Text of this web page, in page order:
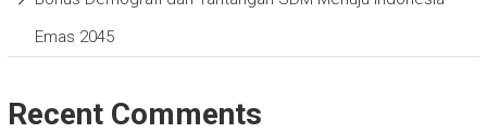
Emas 2045
Recent Comments